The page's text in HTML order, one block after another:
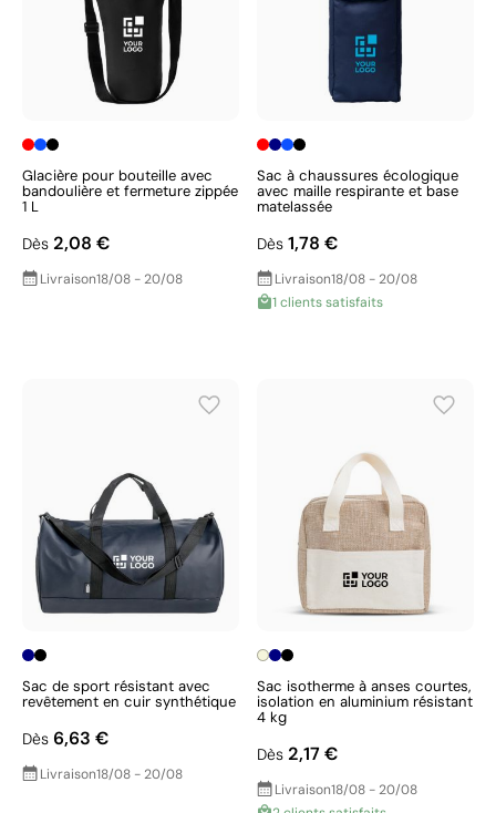
Glacière pour bouteille avec
bandoulière et fermeture zippée
1 L
Dès 2,08 €
Livraison18/08 - 20/08
Sac à chaussures écologique
avec maille respirante et base
matelassée
Dès 1,78 €
Livraison18/08 - 20/08
1 clients satisfaits
Sac de sport résistant avec
revêtement en cuir synthétique
Dès 6,63 €
Livraison18/08 - 20/08
Sac isotherme à anses courtes,
isolation en aluminium résistant
4 kg
Dès 2,17 €
Livraison18/08 - 20/08